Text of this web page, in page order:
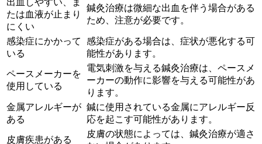
たは血液が止まり
にくい
鍼灸治療は微細な出血を伴う場合がある
ため、注意が必要です。
感染症にかかって
いる
感染症がある場合は、症状が悪化する可
能性があります。
ペースメーカーを
使用している
電気刺激を与える鍼灸治療は、ペースメ
ーカーの動作に影響を与える可能性があ
ります。
金属アレルギーが
ある
鍼に使用されている金属にアレルギー反
応を起こす可能性があります。
皮膚疾患がある
皮膚の状態によっては、鍼灸治療が適さ